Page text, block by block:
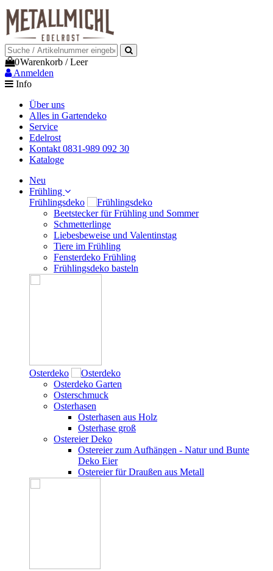
0Warenkorb /Leer
Anmelden
Info
Über uns
Alles in Gartendeko
Service
Edelrost
Kontakt 0831-989 092 30
Kataloge
Neu
Frühling
Frühlingsdeko
Beetstecker für Frühling und Sommer
Schmetterlinge
Liebesbeweise und Valentinstag
Tiere im Frühling
Fensterdeko Frühling
Frühlingsdeko basteln
Osterdeko
Osterdeko Garten
Osterschmuck
Osterhasen
Osterhasen aus Holz
Osterhase groß
Ostereier Deko
Ostereier zum Aufhängen - Natur und Bunte
Deko Eier
Ostereier für Draußen aus Metall